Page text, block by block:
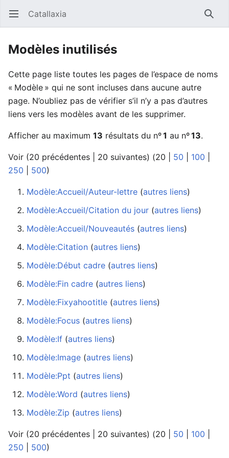
Ouvrir le menu principal Catallaxia
Modèles inutilisés
Cette page liste toutes les pages de l’espace de noms
« Modèle » qui ne sont incluses dans aucune autre
page. N’oubliez pas de vérifier s’il n’y a pas d’autres
liens vers les modèles avant de les supprimer.
Afficher au maximum 13 résultats du nº1 au nº13.
Voir (20 précédentes 20 suivantes) (20 50 100
250
500)
Modèle:Accueil/Auteur-lettre ‏‎ (autres liens)
Modèle:Accueil/Citation du jour ‏‎ (autres liens)
Modèle:Accueil/Nouveautés ‏‎ (autres liens)
Modèle:Citation ‏‎ (autres liens)
Modèle:Début cadre ‏‎ (autres liens)
Modèle:Fin cadre ‏‎ (autres liens)
Modèle:Fixyahootitle ‏‎ (autres liens)
Modèle:Focus ‏‎ (autres liens)
Modèle:If ‏‎ (autres liens)
Modèle:Image ‏‎ (autres liens)
Modèle:Ppt ‏‎ (autres liens)
Modèle:Word ‏‎ (autres liens)
Modèle:Zip ‏‎ (autres liens)
Voir (20 précédentes 20 suivantes) (20 50 100
250
500)